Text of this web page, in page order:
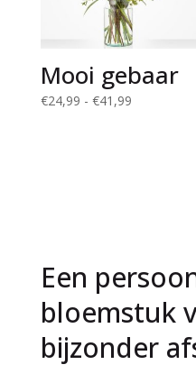
Mooi gebaar
€24,99 - €41,99Prijsklasse:
Een
bloemstuk
bijzonder